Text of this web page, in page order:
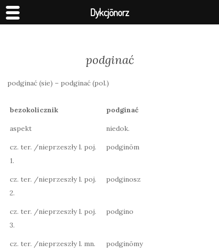
podginać
podginać (sie) – podginać (pol.)
bezokolicznik podginać
aspekt niedok.
cz. ter. /nieprzeszły l. poj.
1.
podginōm
cz. ter. /nieprzeszły l. poj.
2.
podginosz
cz. ter. /nieprzeszły l. poj.
3.
podgino
cz. ter. /nieprzeszły l. mn.
podginōmy
Dykcjōnorz